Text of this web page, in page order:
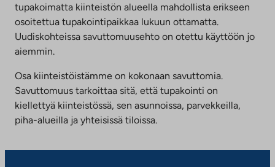
tupakoimatta kiinteistön alueella mahdollista erikseen
osoitettua tupakointipaikkaa lukuun ottamatta.
Uudiskohteissa savuttomuusehto on otettu käyttöön jo
aiemmin.
Osa kiinteistöistämme on kokonaan savuttomia.
Savuttomuus tarkoittaa sitä, että tupakointi on
kiellettyä kiinteistössä, sen asunnoissa, parvekkeilla,
piha-alueilla ja yhteisissä tiloissa.